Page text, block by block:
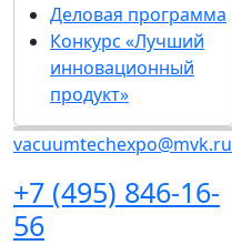
Деловая программа
Конкурс «Лучший
инновационный
продукт»
vacuumtechexpo@mvk.ru
+7 (495) 846-16-
56